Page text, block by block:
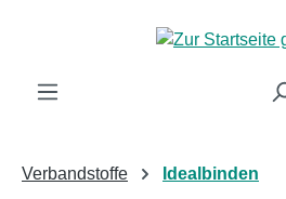
Zum Hauptinhalt springen
Verbandstoffe Idealbinden